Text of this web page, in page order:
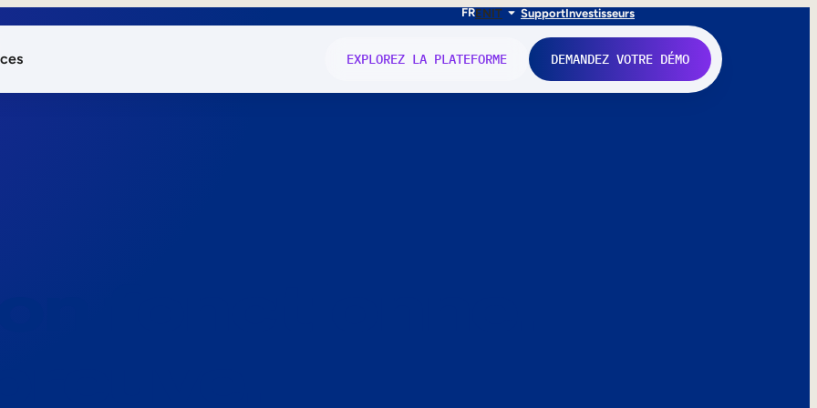
FRENIT SupportInvestisseurs
EXPLOREZ LA PLATEFORME DEMANDEZ VOTRE DÉMO